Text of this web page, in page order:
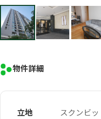
物件詳細
立地
スクンビ